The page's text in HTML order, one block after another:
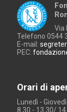
Via
Telefono 0544
E-mail:
PEC:
Orari di
Lunedì - Giovedì
8.30 - 13.30/